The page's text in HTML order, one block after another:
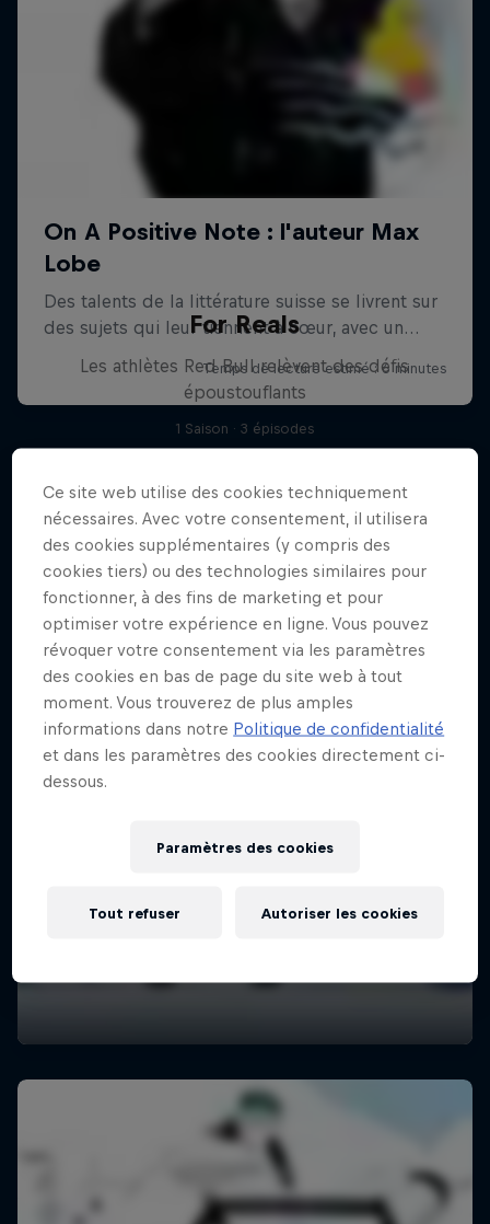
For Reals
Les athlètes Red Bull relèvent des défis
époustouflants
1 Saison · 3 épisodes
Ce site web utilise des cookies techniquement
nécessaires. Avec votre consentement, il utilisera
des cookies supplémentaires (y compris des
cookies tiers) ou des technologies similaires pour
fonctionner, à des fins de marketing et pour
optimiser votre expérience en ligne. Vous pouvez
révoquer votre consentement via les paramètres
des cookies en bas de page du site web à tout
moment. Vous trouverez de plus amples
informations dans notre Politique de confidentialité
et dans les paramètres des cookies directement ci-
dessous.
Paramètres des cookies
Tout refuser Autoriser les cookies